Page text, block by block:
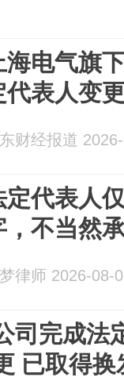
海电气旗
代表人变
财经报道
定代表人
，不当然
律师 2026-08-
司完成法
已取得换